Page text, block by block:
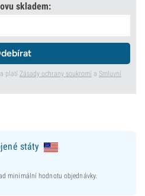
skladem:
platí Zásady ochrany soukromí a Smluvní
státy
minimální hodnotu objednávky.